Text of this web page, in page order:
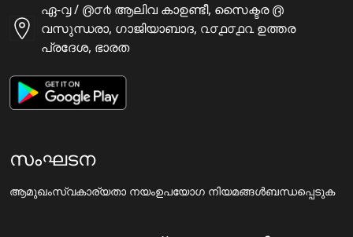
ഏ-൮ / ൫൦൪ ആലിവ കാഉണ്ടീ, സൈക്ടര ൫
വസുന്ധരാ, ഗാജിയാബാദ, ൨൦൧൦൧൨ ഉത്തര
പ്രദേശ, ഭാരത
സംഘടന
ആമുഖംസ്വകാര്യതാ നയംഉപയോഗ നിയമങ്ങൾബന്ധപ്പെടുക